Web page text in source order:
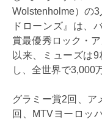
Wolstenholme）の
ドローンズ』は、
賞最優秀ロック・
以来、ミューズは
し、全世界で3,000
グラミー賞2回、ア
回、MTVヨーロッ